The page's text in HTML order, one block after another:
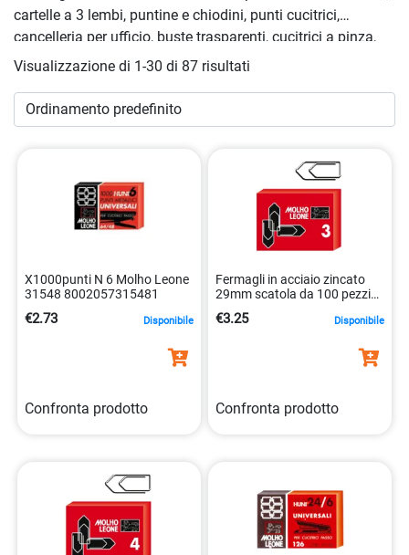
cartelle a 3 lembi, puntine e chiodini, punti cucitrici,
cancelleria per ufficio, buste trasparenti, cucitrici a pinza,
e spilli cartografici, cucitrici e perforatori, pannelli adesivi,
minuteria, perforatori e portabiglietti da visita. I nostri
prodotti sono progettati per soddisfare le esigenze di uffici,
d’uso. Siamo impegnati a fornire soluzioni innovative e
pratiche per la gestione della documentazione e della
comunicazione. Con Molho Leone, potrai trovare tutto ciò
che ti serve per organizzare il tuo spazio di lavoro in modo
Visualizzazione di 1-30 di 87 risultati
X1000punti N 6 Molho Leone
31548 8002057315481
€2.73 Disponibile
Confronta prodotto
Fermagli in acciaio zincato
29mm scatola da 100 pezzi
alta qualità 8002057211134
€3.25 Disponibile
Confronta prodotto